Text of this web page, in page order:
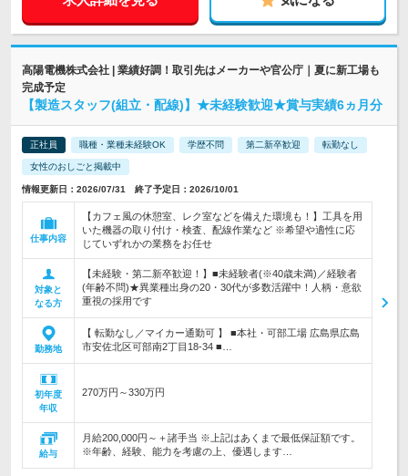
高陽電機株式会社 | 業績好調！取引先はメーカーや官公庁｜夏に新工場も
完成予定
【製造スタッフ(組立・配線)】★未経験歓迎★賞与実績6ヵ月分
正社員 職種・業種未経験OK 学歴不問 第二新卒歓迎 転勤なし
女性のおしごと掲載中
情報更新日：2026/07/31 終了予定日：2026/10/01
仕事内容
【カフェ風の休憩室、レク室などを備えた環境も！】工具を用
いた機器の取り付け・検査、配線作業など ※希望や適性に応
じていずれかの業務をお任せ
対象と
なる方
【未経験・第二新卒歓迎！】■未経験者(※40歳未満)／経験者
(年齢不問)★異業種出身の20・30代が多数活躍中！人柄・意欲
重視の採用です
勤務地
【 転勤なし／マイカー通勤可 】 ■本社・可部工場 広島県広島
市安佐北区可部南2丁目18-34 ■…
初年度
年収
270万円～330万円
給与
月給200,000円～＋諸手当 ※上記はあくまで最低保証額です。
※年齢、経験、能力を考慮の上、優遇します…